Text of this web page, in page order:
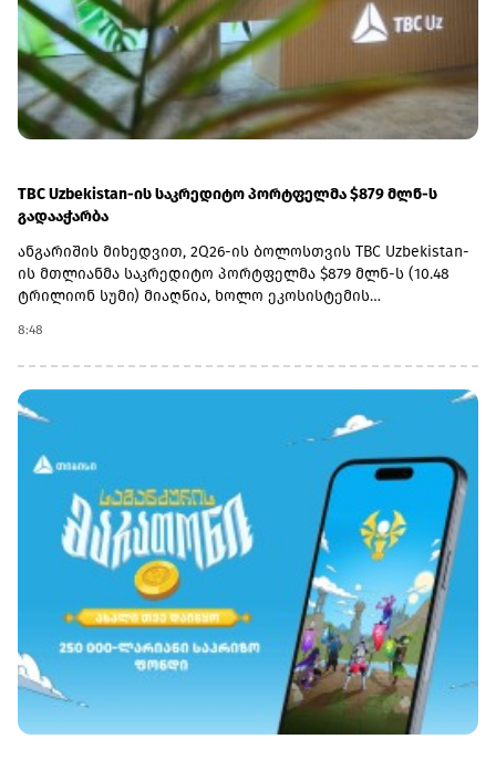
მიმდინარეობს 5-7 სადგურის რეაბილიტაცია, წელს კიდევ 5
სადგურის დამატებას ვგეგმავთ, ხოლო მომავალ წელს
სადგურების რეაბილიტაციის პროცესი სრულად უნდა
დავასრულოთ“, - განაცხადა აბაშიძემ.
TBC Uzbekistan-ის საკრედიტო პორტფელმა $879 მლნ-ს
გადააჭარბა
ანგარიშის მიხედვით, 2Q26-ის ბოლოსთვის TBC Uzbekistan-
ის მთლიანმა საკრედიტო პორტფელმა $879 მლნ-ს (10.48
ტრილიონ სუმი) მიაღწია, ხოლო ეკოსისტემის
საგადახდო ოპერაციების მოცულობა 2Q26-ში წლიურად
45%-ით გაიზარდა და $3.25 მლრდ-ს (38.8 ტრილიონ სუმი)
გადააჭარბა, რაც უზბეკეთის მთლიანი საგადახდო ბაზრის
20%-ზე მეტს შეადგენს.2Q26-ში TBC Uzbekistan-ის წმინდა
საკომისიო შემოსავალმა $15 მლნ (179.2 მილიარდი სუმი)
შეადგინა, რაც წინა წლის ანალოგიურ პერიოდთან
შედარებით 5%-იან, ხოლო წინა კვარტალთან შედარებით
15%-იან ზრდას ასახავს. ამავე პერიოდში TBC Bank-ის
სადეპოზიტო პორტფელმა $545 მლნ-ს (6.5 ტრილიონ სუმი)
გადააჭარბა.საანგარიშო პერიოდის შემდეგ, 24 ივლისს, TBC
Group-მა დაასრულა OLX Uzbekistan-ის საკონტროლო
პაკეტის შეძენის გარიგება, რაც ეკოსისტემის ფინანსური
სერვისების მიღმა გაფართოების სტრატეგიული
ნაბიჯია.2Q26-ში კომპანიამ ასევე გააფართოვა
პროდუქტების ხაზი: მცირე და საშუალო ბიზნესისთვის
ჩაუშვა უზრუნველყოფილი სესხები და სახელფასო
პროექტი, ხოლო ფიზიკური პირებისთვის -
ავტოდაკრედიტების ციფრული პროდუქტი.„TBC Uzbekistan-ს
8:48